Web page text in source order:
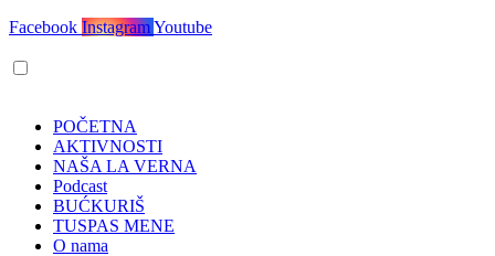
Facebook InstagramYoutube
POČETNA
AKTIVNOSTI
NAŠA LA VERNA
Podcast
BUĆKURIŠ
TUSPAS MENE
O nama